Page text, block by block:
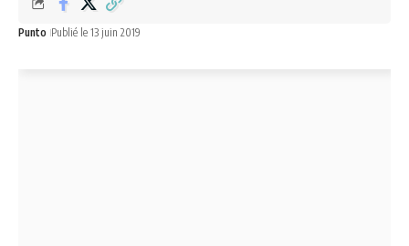
Punto Publié le 13 juin 2019